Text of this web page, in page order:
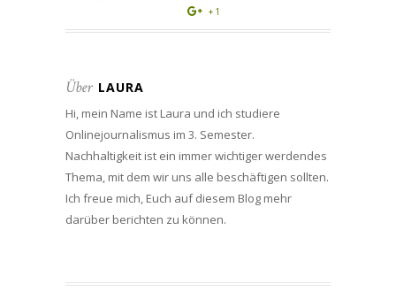
+1
Über LAURA
Hi, mein Name ist Laura und ich studiere
Onlinejournalismus im 3. Semester.
Nachhaltigkeit ist ein immer wichtiger werdendes
Thema, mit dem wir uns alle beschäftigen sollten.
Ich freue mich, Euch auf diesem Blog mehr
darüber berichten zu können.